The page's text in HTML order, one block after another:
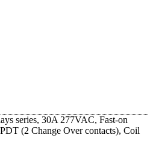
series, 30A 277VAC, Fast-on
(2 Change Over contacts), Coil